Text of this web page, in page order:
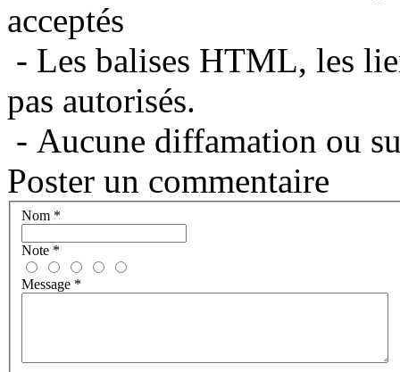
acceptés
- Les balises HTML, les
pas autorisés.
- Aucune diffamation ou
Poster un commentaire
Nom *
Note *
Message *